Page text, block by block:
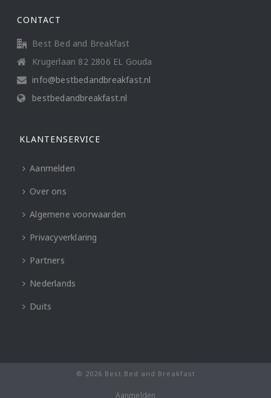
CONTACT
Best Bed and Breakfast
Krugerlaan 82 2806 EL Gouda
info@bestbedandbreakfast.nl
bestbedandbreakfast.nl
KLANTENSERVICE
Aanmelden
Over ons
Algemene voorwaarden
Privacyverklaring
Partners
Nederlands
Duits
© 2026 Best Bed and Breakfast
Aanmelden